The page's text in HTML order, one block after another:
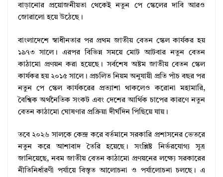
বাড়ানোর প্রয়োজনীয়তা থেকেই নতুন পে স্কেলের দাবি আরও
জোরালো হয়ে উঠেছে।
বাংলাদেশে স্বাধীনতার পর প্রথম জাতীয় বেতন স্কেল কার্যকর হয়
১৯৭৩ সালে। এরপর বিভিন্ন সময়ে মোট আটবার নতুন বেতন
কাঠামো প্রণয়ন করা হয়েছে। সর্বশেষ অষ্টম জাতীয় বেতন স্কেল
কার্যকর হয় ২০১৫ সালে। প্রচলিত নিয়ম অনুযায়ী প্রতি পাঁচ বছর পর
নতুন পে স্কেল কার্যকরের প্রত্যাশা থাকলেও করোনা মহামারি,
বৈশ্বিক অর্থনৈতিক সংকট এবং দেশের আর্থিক চাপের কারণে নতুন
বেতন কাঠামো ঘোষণার প্রক্রিয়া দীর্ঘদিন পিছিয়ে যায়।
তবে ২০২৬ সালকে কেন্দ্র করে বর্তমানে সরকারি প্রশাসনের ভেতরে
নতুন করে আশাবাদ তৈরি হয়েছে। সংশ্লিষ্ট নির্ভরযোগ্য সূত্র
জানিয়েছে, নবম জাতীয় বেতন কাঠামো প্রণয়নের লক্ষ্যে সরকারের
নীতিনির্ধারণী পর্যায়ে বিস্তৃত আলোচনা ও পর্যালোচনা চলছে। এ